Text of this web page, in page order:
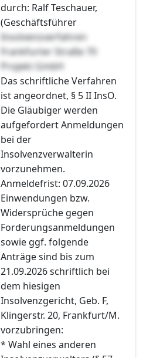
durch: Ralf Teschauer,
(Geschäftsführer
Insolvenzverfahren
Frankfurter Straße 70
Projekt GmbH
Das schriftliche Verfahren
ist angeordnet, § 5 II InsO.
Die Gläubiger werden
aufgefordert Anmeldungen
bei der
Insolvenzverwalterin
vorzunehmen.
Anmeldefrist: 07.09.2026
Einwendungen bzw.
Widersprüche gegen
Forderungsanmeldungen
sowie ggf. folgende
Anträge sind bis zum
21.09.2026 schriftlich bei
dem hiesigen
Insolvenzgericht, Geb. F,
Klingerstr. 20, Frankfurt/M.
vorzubringen:
* Wahl eines anderen